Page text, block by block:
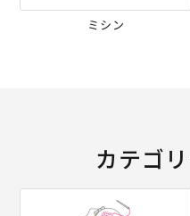
ミシン
カテゴ